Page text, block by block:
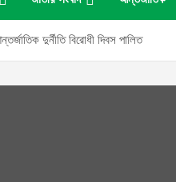
দুর্নীতি বিরোধী দিবস পালিত